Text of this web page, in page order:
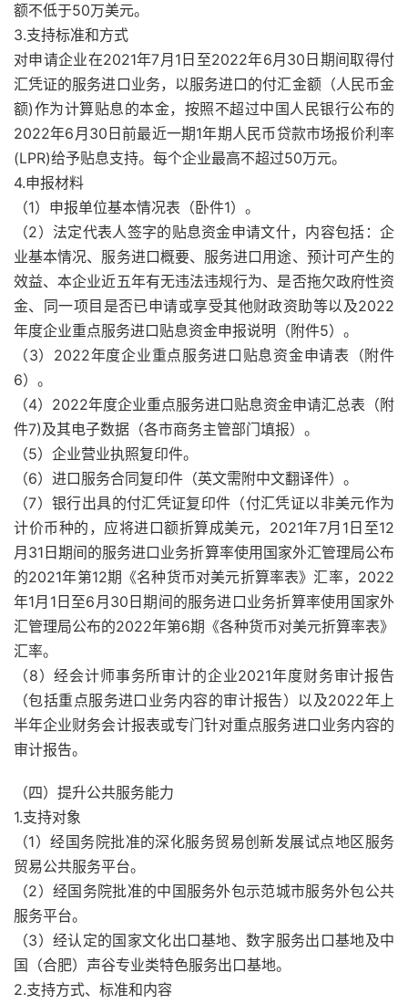
额不低于50万美元。
3.支持标准和方式
对申请企业在2021年7月1日至2022年6月30日期间取得付
汇凭证的服务进口业务，以服务进口的付汇金额（人民币金
额)作为计算贴息的本金，按照不超过中国人民银行公布的
2022年6月30日前最近一期1年期人民币贷款市场报价利率
(LPR)给予贴息支持。每个企业最高不超过50万元。
4.申报材料
（1）申报单位基本情况表（卧件1）。
（2）法定代表人签字的贴息资金申请文什，内容包括：企
业基本情况、服务进口概要、服务进口用途、预计可产生的
效益、本企业近五年有无违法违规行为、是否拖欠政府性资
金、同一项目是否已申请或享受其他财政资助等以及2022
年度企业重点服务进口贴息资金申报说明（附件5）。
（3）2022年度企业重点服务进口贴息资金申请表（附件
6）。
（4）2022年度企业重点服务进口贴息资金申请汇总表（附
件7)及其电子数据（各市商务主管部门填报）。
（5）企业营业执照复印件。
（6）进口服务合同复印件（英文需附中文翻译件）。
（7）银行出具的付汇凭证复印件（付汇凭证以非美元作为
计价币种的，应将进口额折算成美元，2021年7月1日至12
月31日期间的服务进口业务折算率使用国家外汇管理局公布
的2021年第12期《名种货币对美元折算率表》汇率，2022
年1月1日至6月30日期间的服务进口业务折算率使用国家外
汇管理局公布的2022年第6期《各种货币对美元折算率表》
汇率。
（8）经会计师事务所审计的企业2021年度财务审计报告
（包括重点服务进口业务内容的审计报告）以及2022年上
半年企业财务会计报表或专门针对重点服务进口业务内容的
审计报告。
（四）提升公共服务能力
1.支持对象
（1）经国务院批准的深化服务贸易创新发展试点地区服务
贸易公共服务平台。
（2）经国务院批准的中国服务外包示范城市服务外包公共
服务平台。
（3）经认定的国家文化出口基地、数字服务出口基地及中
国（合肥）声谷专业类特色服务出口基地。
2.支持方式、标准和内容